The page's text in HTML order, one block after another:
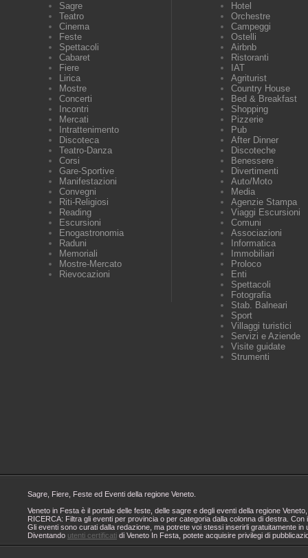
Sagre
Teatro
Cinema
Feste
Spettacoli
Cabaret
Fiere
Lirica
Mostre
Concerti
Incontri
Mercati
Intrattenimento
Discoteca
Teatro-Danza
Corsi
Gare-Sportive
Manifestazioni
Convegni
Riti-Religiosi
Reading
Escursioni
Enogastronomia
Raduni
Memoriali
Mostre-Mercato
Rievocazioni
Hotel
Orchestre
Campeggi
Ostelli
Airbnb
Ristoranti
IAT
Agriturist
Country House
Bed & Breakfast
Shopping
Pizzerie
Pub
After Dinner
Discoteche
Benessere
Divertimenti
Auto/Moto
Media
Agenzie Stampa
Viaggi Escursioni
Comuni
Associazioni
Informatica
Immobiliari
Proloco
Enti
Spettacoli
Fotografia
Stab. Balneari
Sport
Villaggi turistici
Servizi e Aziende
Visite guidate
Strumenti
Sagre, Fiere, Feste ed Eventi della regione Veneto.
Veneto in Festa è il portale delle feste, delle sagre e degli eventi della regione
RICERCA: Filtra gli eventi per provincia o per categoria dalla colonna di destra.
Gli eventi sono curati dalla redazione, ma potrete voi stessi inserirli gratuitamente
Diventando utenti certificati di Veneto In Festa, potete acquisire privilegi di